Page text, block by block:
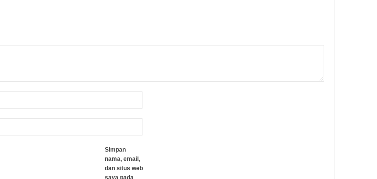
Simpan
nama, email,
dan situs web